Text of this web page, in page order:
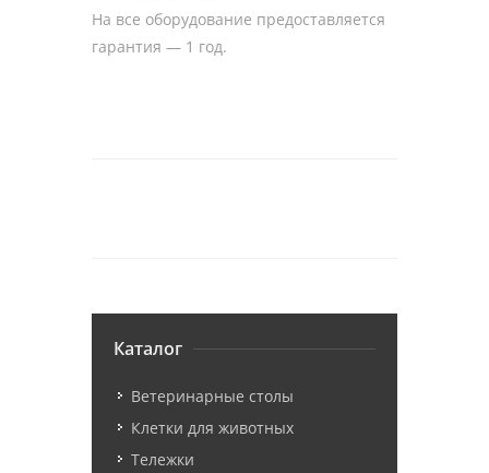
На все оборудование предоставляется
гарантия — 1 год.
Каталог
Ветеринарные столы
Клетки для животных
Тележки